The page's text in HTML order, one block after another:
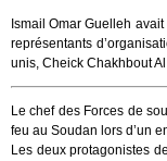
Ismail Omar Guelleh
représentants
unis, Cheick Chakhbout
Le chef des Forces de
feu au Soudan lors d’un
Les deux protagonistes